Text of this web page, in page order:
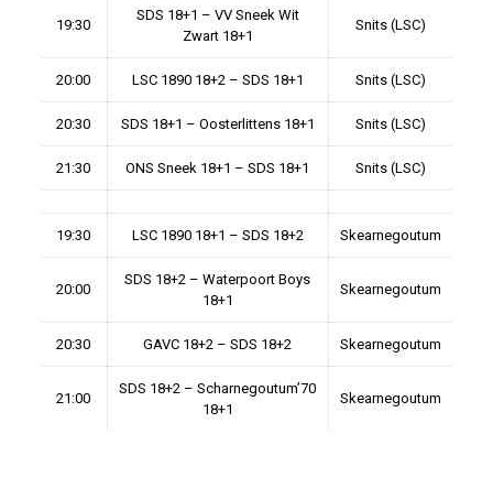
19:30
SDS 18+1 – VV Sneek Wit
Zwart 18+1
Snits (LSC)
20:00 LSC 1890 18+2 – SDS 18+1 Snits (LSC)
20:30 SDS 18+1 – Oosterlittens 18+1 Snits (LSC)
21:30 ONS Sneek 18+1 – SDS 18+1 Snits (LSC)
19:30 LSC 1890 18+1 – SDS 18+2 Skearnegoutum
20:00
SDS 18+2 – Waterpoort Boys
18+1
Skearnegoutum
20:30 GAVC 18+2 – SDS 18+2 Skearnegoutum
21:00
SDS 18+2 – Scharnegoutum’70
18+1
Skearnegoutum